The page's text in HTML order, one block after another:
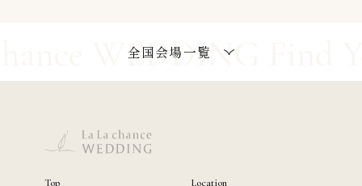
全国会場一覧
Top Location